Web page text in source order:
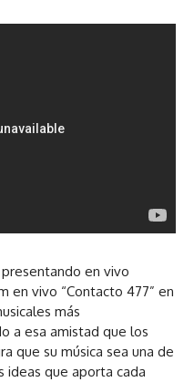
en vivo
en vivo “Contacto 477” en
más
a esa amistad que los
que su música sea una de
ideas que aporta cada